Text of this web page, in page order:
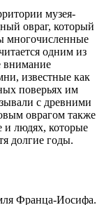
музея-
овраг, который
многочисленные
одним из
внимание
известные как
поверьях им
с древними
оврагом также
и людях, которые
долгие годы.
Франца-Иосифа.